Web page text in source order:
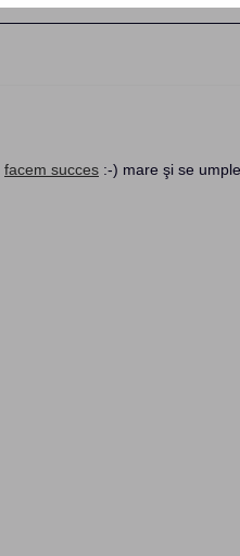
facem succes :-) mare şi se umple